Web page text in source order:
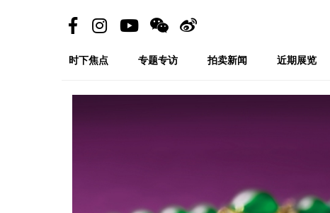
时下焦点 专题专访 拍卖新闻 近期展览